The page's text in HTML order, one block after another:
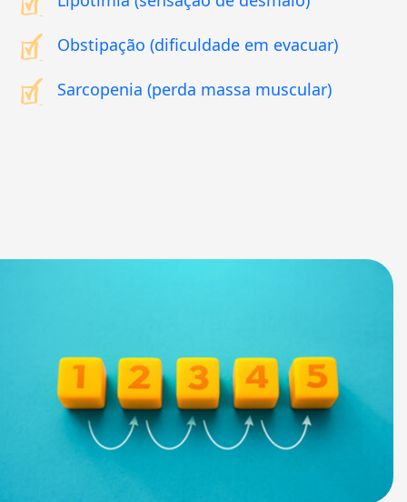
Obstipação (dificuldade em evacuar)
Sarcopenia (perda massa muscular)